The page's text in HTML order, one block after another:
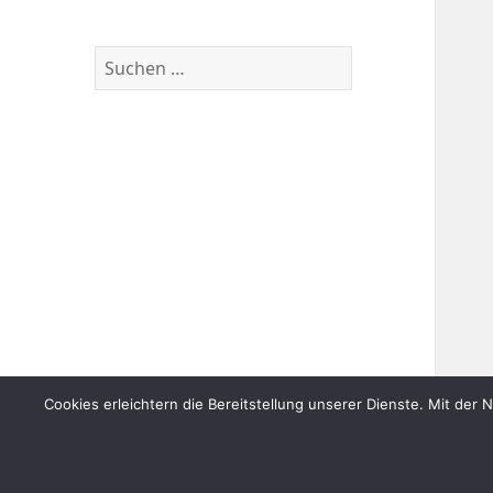
Suchen
nach:
Cookies erleichtern die Bereitstellung unserer Dienste. Mit der